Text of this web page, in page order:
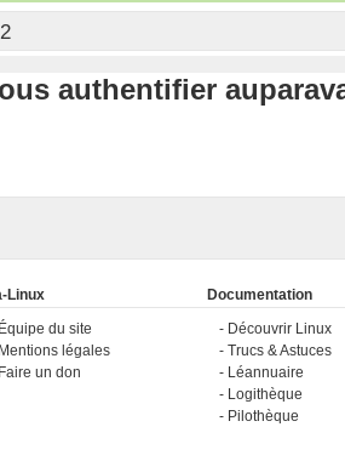
authentifier
Linux
Équipe du site
Mentions légales
Faire un don
Documentation
Découvrir Linux
Trucs & Astuces
Léannuaire
Logithèque
Pilothèque